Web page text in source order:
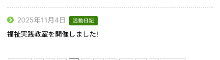
2025年11月4日 活動日記
福祉実践教室を開催しました!